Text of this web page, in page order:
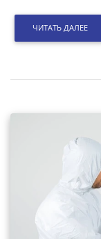
ЧИТАТЬ ДАЛЕЕ